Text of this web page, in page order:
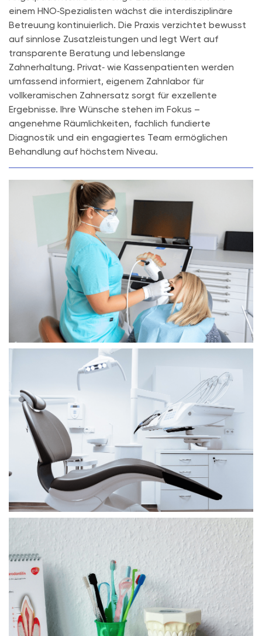
einem HNO‑Spezialisten wächst die interdisziplinäre
Betreuung kontinuierlich. Die Praxis verzichtet bewusst
auf sinnlose Zusatzleistungen und legt Wert auf
transparente Beratung und lebenslange
Zahnerhaltung. Privat‑ wie Kassenpatienten werden
umfassend informiert, eigenem Zahnlabor für
vollkeramischen Zahnersatz sorgt für exzellente
Ergebnisse. Ihre Wünsche stehen im Fokus –
angenehme Räumlichkeiten, fachlich fundierte
Diagnostik und ein engagiertes Team ermöglichen
Behandlung auf höchstem Niveau.